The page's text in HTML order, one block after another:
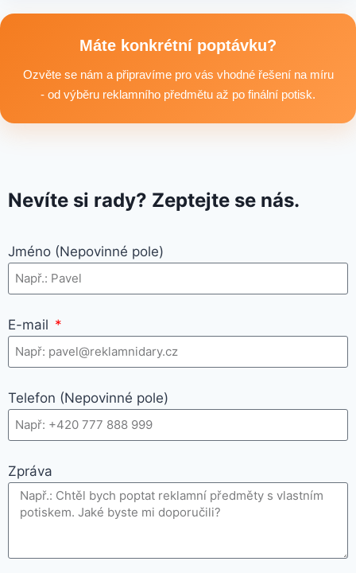
textilní produkty vhodné pro branding, promo akce i firemní
Máte konkrétní poptávku?
Ozvěte se nám a připravíme pro vás vhodné řešení na míru
- od výběru reklamního předmětu až po finální potisk.
Nevíte si rady? Zeptejte se nás.
Jméno (Nepovinné pole)
E-mail
Telefon (Nepovinné pole)
Zpráva